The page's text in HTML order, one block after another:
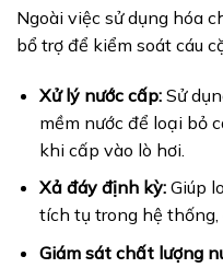
Ngoài việc sử dụng hóa
bổ trợ để kiểm soát cáu
Xử lý nước cấp:Sử
mềm nước để loại bỏ
khi cấp vào lò hơi.
Xả đáy định kỳ:Giúp
tích tụ trong hệ thống,
Giám sát chất lượng